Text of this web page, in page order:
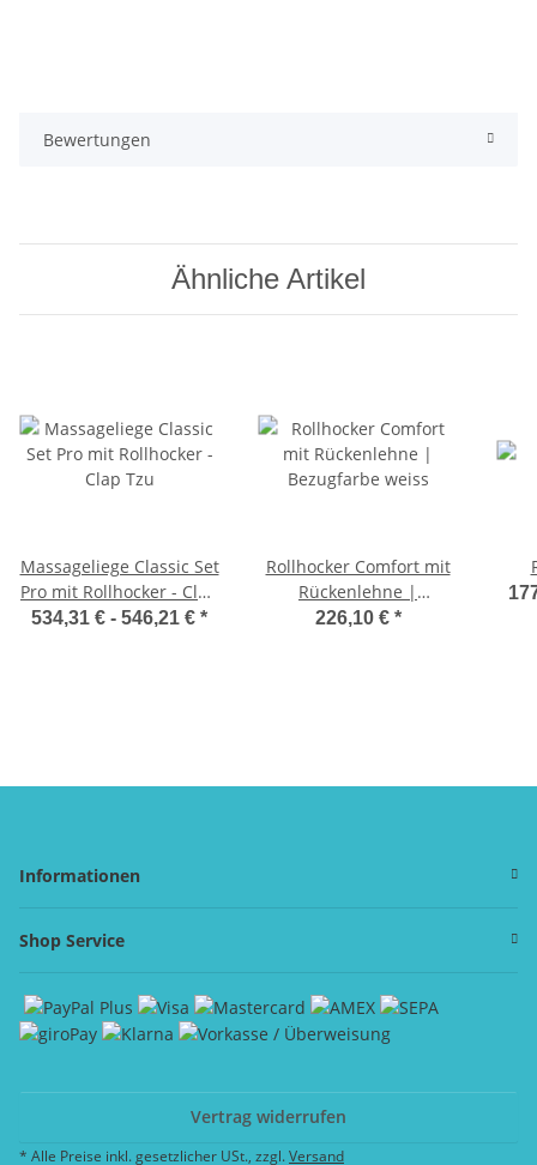
Bewertungen
Ähnliche Artikel
Massageliege Classic Set
Pro mit Rollhocker - Clap
Tzu
534,31 € - 546,21 € *
Rollhocker Comfort mit
Rückenlehne |
Bezugfarbe weiss
226,10 € *
Informationen
Shop Service
Vertrag widerrufen
* Alle Preise inkl. gesetzlicher USt., zzgl.Versand